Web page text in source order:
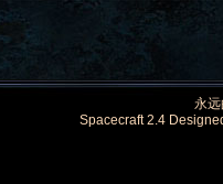
永
Spacecraft 2.4